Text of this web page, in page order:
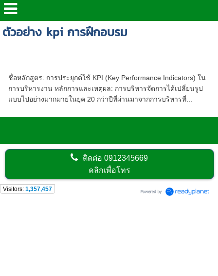
ตัวอย่าง kpi การฝึกอบรม
ชื่อหลักสูตร: การประยุกต์ใช้ KPI (Key Performance Indicators) ใน
การบริหารงาน หลักการและเหตุผล: การบริหารจัดการได้เปลี่ยนรูป
แบบไปอย่างมากมายในยุค 20 กว่าปีที่ผ่านมาจากการบริหารที่...
ติดต่อ0912345669
คลิกเพื่อโทร
Visitors: 1,357,457